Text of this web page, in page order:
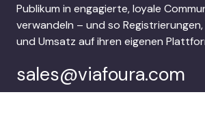
Publikum in engagierte, loyale
verwandeln – und so
und Umsatz auf ihren eigenen
sales@viafoura.com